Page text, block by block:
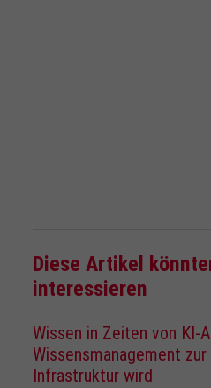
Diese Artikel
interessieren
Wissen in Zeiten von KI-
Wissensmanagement
Infrastruktur wird